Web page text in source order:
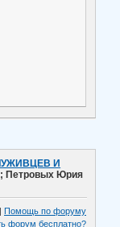
И
Петровых Юрия
| Помощь по форуму